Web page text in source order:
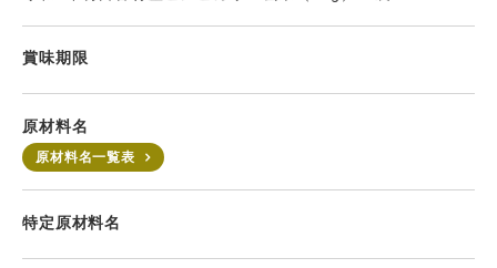
賞味期限
原材料名
原材料名一覧表
特定原材料名